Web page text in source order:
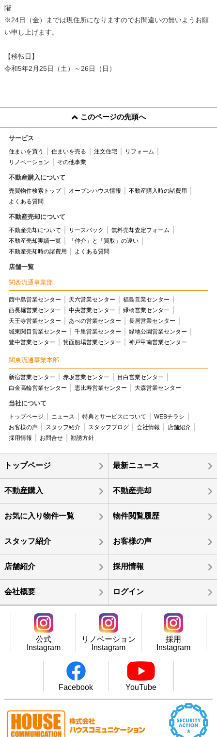
階
※24日（金）までは現住所になりますのでお間違いの無いようお願
い申し上げます。
【移転日】
令和5年2月25日（土）～26日（日）
このページの先頭へ
サービス
住まいを買う 住まいを売る 注文住宅
リフォーム
リノベーション
その他事業
不動産購入について
売買物件検索トップ オープンハウス情報
不動産購入時の諸費用
よくある質問
不動産売却について
不動産売却について リースバック
無料売却査定フォーム
不動産売却実績一覧
「仲介」と「買取」の違い
不動産売却時の諸費用
よくある質問
店舗一覧
関西流通事業部
西中島営業センター 天六営業センター
福島営業センター
西長堀営業センター
中央営業センター
緑橋営業センター
天王寺営業センター
あべの営業センター
長居営業センター
城東関目営業センター
千里営業センター
緑地公園営業センター
豊中営業センター
箕面船場営業センター 神戸甲南営業センター
関東流通事業本部
新宿営業センター 赤坂営業センター
目白営業センター
白金高輪営業センター
恵比寿営業センター 大森営業センター
当社について
トップページ ニュース 特典とサービスについて
WEBチラシ
お客様の声
スタッフ紹介 スタッフブログ 会社情報
店舗紹介
採用情報
お問合せ 勧誘方針
トップページ 最新ニュース
不動産購入 不動産売却
お気に入り物件一覧 物件閲覧履歴
スタッフ紹介 お客様の声
店舗紹介 採用情報
会社概要 ログイン
公式
Instagram
リノベーション
Instagram
採用
Instagram
Facebook YouTube